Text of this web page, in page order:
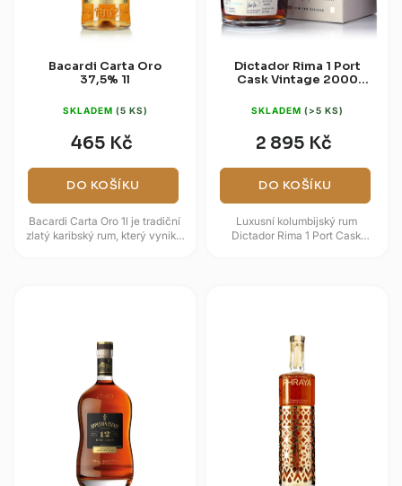
Bacardi Carta Oro
37,5% 1l
SKLADEM (5 KS)
465 Kč
DO KOŠÍKU
Bacardi Carta Oro 1l je tradiční
zlatý karibský rum, který vyniká
Dictador Rima 1 Port
Cask Vintage 2000
SKLADEM (>5 KS)
2 895 Kč
DO KOŠÍKU
Luxusní kolumbijský rum
Dictador Rima 1 Port Cask